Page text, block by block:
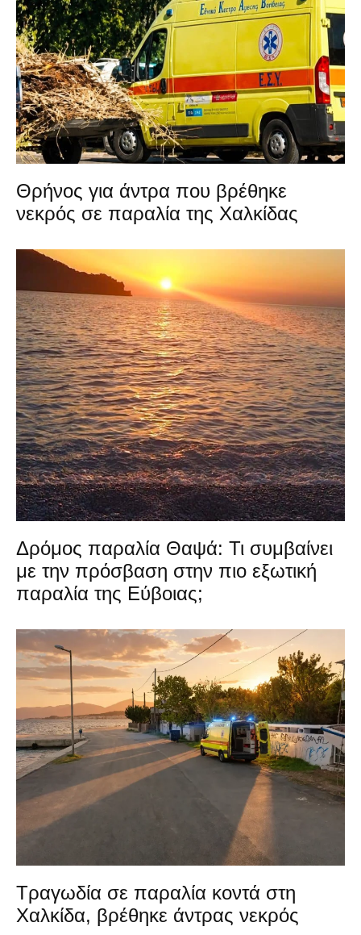
Θρήνος για άντρα που βρέθηκε
νεκρός σε παραλία της Χαλκίδας
Δρόμος παραλία Θαψά: Τι συμβαίνει
με την πρόσβαση στην πιο εξωτική
παραλία της Εύβοιας;
Τραγωδία σε παραλία κοντά στη
Χαλκίδα, βρέθηκε άντρας νεκρός